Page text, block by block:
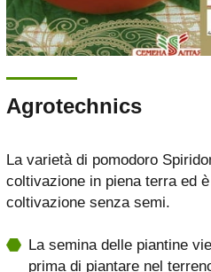
Agrotechnics
La varietà di pomodoro
coltivazione in piena terra ed
coltivazione senza semi.
La semina delle piantine
prima di piantare nel